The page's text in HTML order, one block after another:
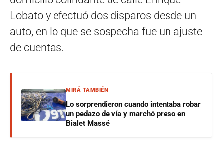
Lobato y efectuó dos disparos desde un
auto, en lo que se sospecha fue un ajuste
de cuentas.
MIRÁ TAMBIÉN
Lo sorprendieron cuando intentaba robar
un pedazo de vía y marchó preso en
Bialet Massé